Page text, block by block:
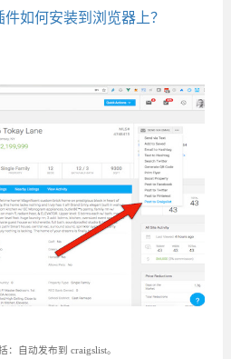
如何安装到浏览器上？
：自动发布到 craigslist。